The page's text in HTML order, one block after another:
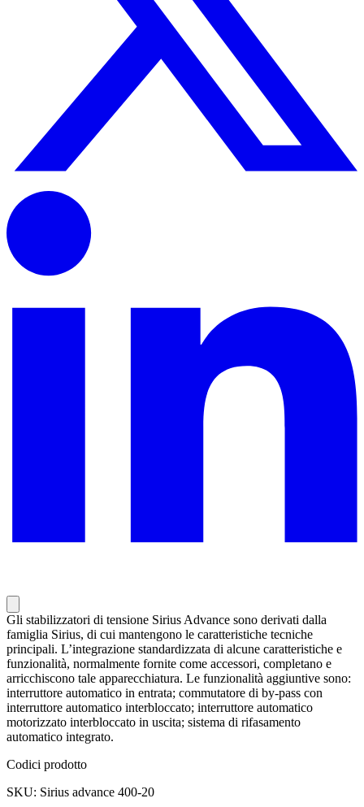
Gli stabilizzatori di tensione Sirius Advance sono derivati dalla
famiglia Sirius, di cui mantengono le caratteristiche tecniche
principali. L’integrazione standardizzata di alcune caratteristiche e
funzionalità, normalmente fornite come accessori, completano e
arricchiscono tale apparecchiatura. Le funzionalità aggiuntive sono:
interruttore automatico in entrata; commutatore di by-pass con
interruttore automatico interbloccato; interruttore automatico
motorizzato interbloccato in uscita; sistema di rifasamento
automatico integrato.
Codici prodotto
SKU: Sirius advance 400-20